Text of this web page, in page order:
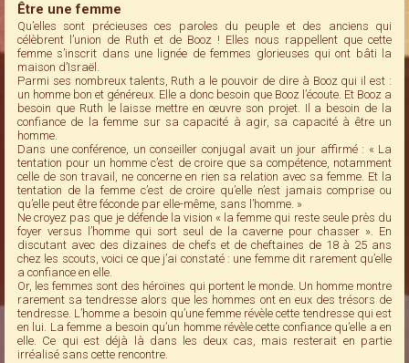
Être une femme
Qu’elles sont précieuses ces paroles du peuple et des anciens qui
célèbrent l’union de Ruth et de Booz ! Elles nous rappellent que cette
femme s’inscrit dans une lignée de femmes glorieuses qui ont bâti la
maison d’Israël.
Parmi ses nombreux talents, Ruth a le pouvoir de dire à Booz qui il est :
un homme bon et généreux. Elle a donc besoin que Booz l’écoute. Et Booz a
besoin que Ruth le laisse mettre en œuvre son projet. Il a besoin de la
confiance de la femme sur sa capacité à agir, sa capacité à être un
homme.
Dans une conférence, un conseiller conjugal avait un jour affirmé : « La
tentation pour un homme c’est de croire que sa compétence, notamment
celle de son travail, ne concerne en rien sa relation avec sa femme. Et la
tentation de la femme c’est de croire qu’elle n’est jamais comprise ou
qu’elle peut être féconde par elle-même, sans l’homme. »
Ne croyez pas que je défende la vision « la femme qui reste seule près du
foyer versus l’homme qui sort seul de la caverne pour chasser ». En
discutant avec des dizaines de chefs et de cheftaines de 18 à 25 ans
chez les scouts, voici ce que j’ai constaté : une femme dit rarement qu’elle
a confiance en elle.
Or, les femmes sont des héroïnes qui portent le monde. Un homme montre
rarement sa tendresse alors que les hommes ont en eux des trésors de
tendresse. L’homme a besoin qu’une femme révèle cette tendresse qui est
en lui. La femme a besoin qu’un homme révèle cette confiance qu’elle a en
elle. Ce qui est déjà là dans les deux cas, mais resterait en partie
irréalisé sans cette rencontre.